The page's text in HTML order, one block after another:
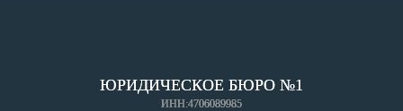
ЮРИДИЧЕСКОЕ БЮРО №1
ИНН:4706089985